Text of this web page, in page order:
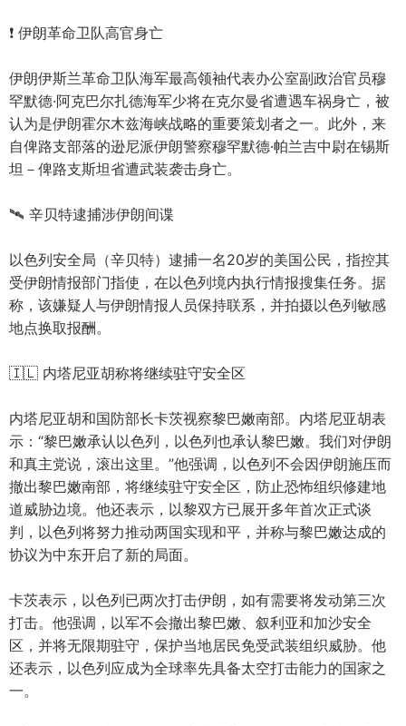
❗️ 伊朗革命卫队高官身亡
伊朗伊斯兰革命卫队海军最高领袖代表办公室副政治官员穆
罕默德·阿克巴尔扎德海军少将在克尔曼省遭遇车祸身亡，被
认为是伊朗霍尔木兹海峡战略的重要策划者之一。此外，来
自俾路支部落的逊尼派伊朗警察穆罕默德·帕兰吉中尉在锡斯
坦－俾路支斯坦省遭武装袭击身亡。
🛰️ 辛贝特逮捕涉伊朗间谍
以色列安全局（辛贝特）逮捕一名20岁的美国公民，指控其
受伊朗情报部门指使，在以色列境内执行情报搜集任务。据
称，该嫌疑人与伊朗情报人员保持联系，并拍摄以色列敏感
地点换取报酬。
🇮🇱 内塔尼亚胡称将继续驻守安全区
内塔尼亚胡和国防部长卡茨视察黎巴嫩南部。内塔尼亚胡表
示：“黎巴嫩承认以色列，以色列也承认黎巴嫩。我们对伊朗
和真主党说，滚出这里。”他强调，以色列不会因伊朗施压而
撤出黎巴嫩南部，将继续驻守安全区，防止恐怖组织修建地
道威胁边境。他还表示，以黎双方已展开多年首次正式谈
判，以色列将努力推动两国实现和平，并称与黎巴嫩达成的
协议为中东开启了新的局面。
卡茨表示，以色列已两次打击伊朗，如有需要将发动第三次
打击。他强调，以军不会撤出黎巴嫩、叙利亚和加沙安全
区，并将无限期驻守，保护当地居民免受武装组织威胁。他
还表示，以色列应成为全球率先具备太空打击能力的国家之
一。